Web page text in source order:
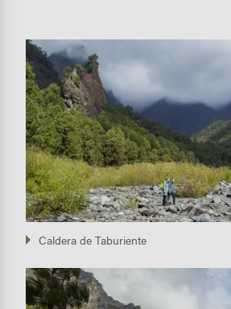
Image
Caldera de Taburiente
Image